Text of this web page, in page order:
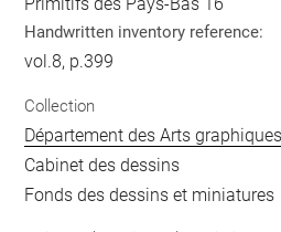
Handwritten inventory reference:
vol.8, p.399
Collection
Département des Arts graphiques
Cabinet des dessins
Fonds des dessins et miniatures